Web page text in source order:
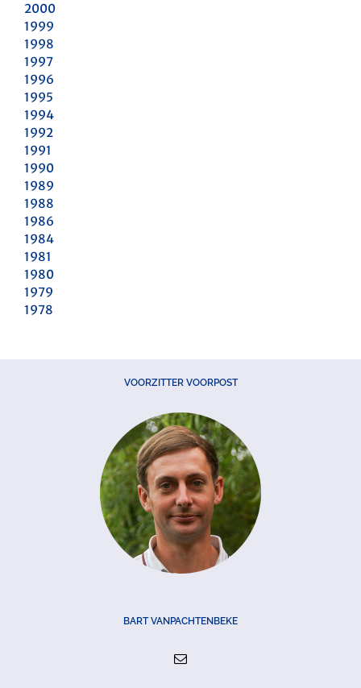
2000
1999
1998
1997
1996
1995
1994
1992
1991
1990
1989
1988
1986
1984
1981
1980
1979
1978
VOORZITTER VOORPOST
BART VANPACHTENBEKE